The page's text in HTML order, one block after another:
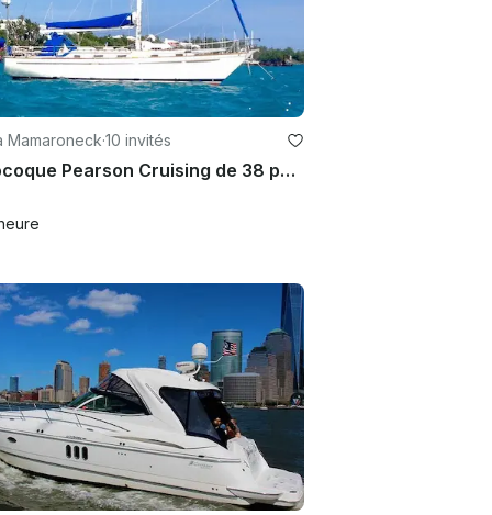
Mamaroneck·10 invités
Monocoque Pearson Cruising de 38 pouces à louer à Mamaroneck, New York